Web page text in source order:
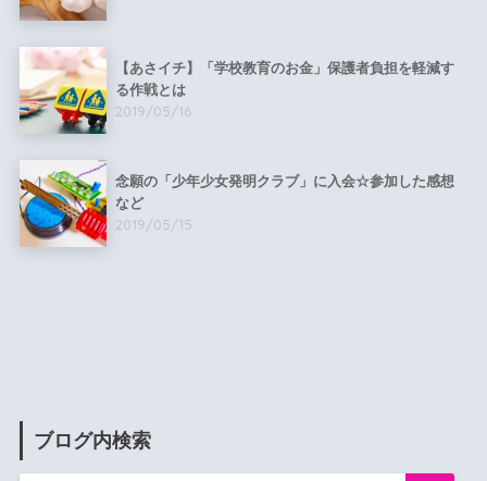
【あさイチ】「学校教育のお金」保護者負担を軽減す
る作戦とは
2019/05/16
念願の「少年少女発明クラブ」に入会☆参加した感想
など
2019/05/15
ブログ内検索